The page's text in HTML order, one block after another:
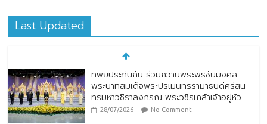
Last Updated
ทิพยประกันภัย ร่วมถวายพระพรชัยมงคล
พระบาทสมเด็จพระปรเมนทรรามาธิบดีศรีสิน
ทรมหาวชิราลงกรณ พระวชิรเกล้าเจ้าอยู่หัว
28/07/2026 No Comment